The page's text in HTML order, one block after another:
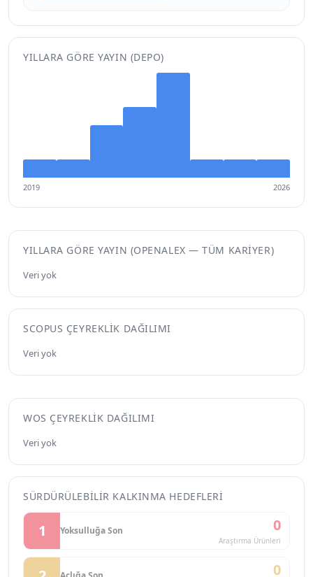
YILLARA GÖRE YAYIN (DEPO)
2019 2026
YILLARA GÖRE YAYIN (OPENALEX — TÜM KARIYER)
Veri yok
SCOPUS ÇEYREKLIK DAĞILIMI
Veri yok
WOS ÇEYREKLIK DAĞILIMI
Veri yok
SÜRDÜRÜLEBILIR KALKINMA HEDEFLERI
1 Yoksulluğa Son 0
Araştırma Ürünleri
0